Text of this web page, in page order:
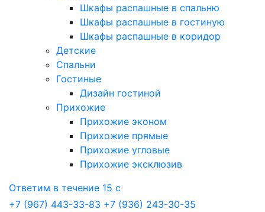
Шкафы распашные в спальню
Шкафы распашные в гостиную
Шкафы распашные в коридор
Детские
Спальни
Гостиные
Дизайн гостиной
Прихожие
Прихожие эконом
Прихожие прямые
Прихожие угловые
Прихожие эксклюзив
Ответим в течение 15 с
+7 (967) 443-33-83 +7 (936) 243-30-35